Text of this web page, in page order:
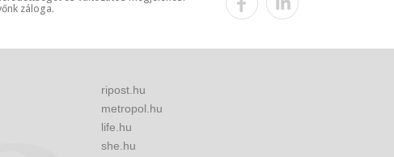
záloga.
ripost.hu
metropol.hu
life.hu
she.hu